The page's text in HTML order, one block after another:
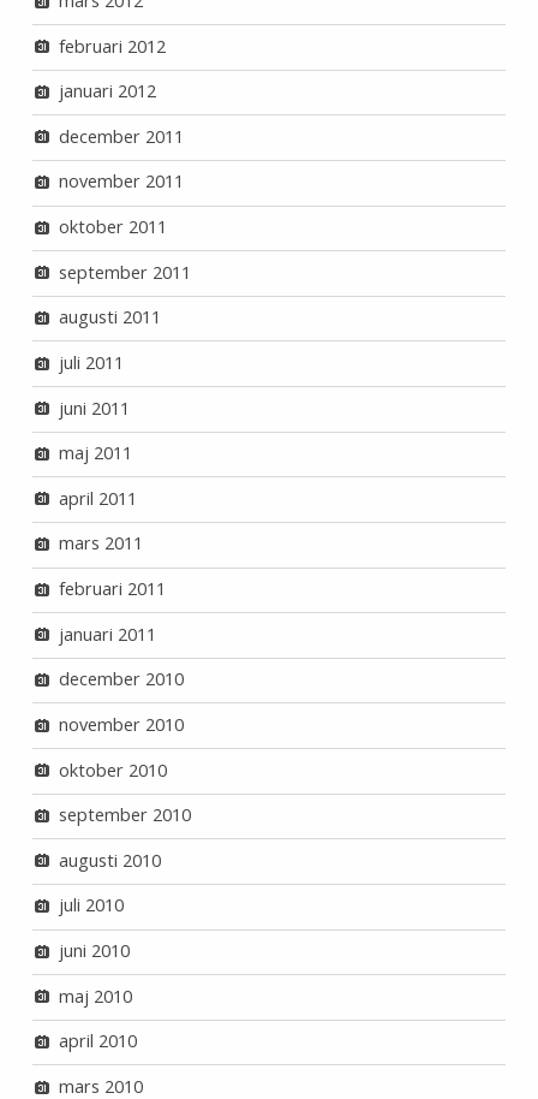
februari 2012
januari 2012
december 2011
november 2011
oktober 2011
september 2011
augusti 2011
juli 2011
juni 2011
maj 2011
april 2011
mars 2011
februari 2011
januari 2011
december 2010
november 2010
oktober 2010
september 2010
augusti 2010
juli 2010
juni 2010
maj 2010
april 2010
mars 2010